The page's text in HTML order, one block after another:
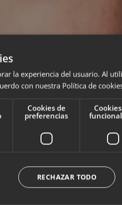
que sus ojos están un
claras, la cual se
ascendente por todo el
forma ascendente. Difumina un
línea interna de las pestañas
la mitad de los ojos hacia arriba
inferior del ojo para darle
la experiencia del usuario. Al
con nuestra Política de
Cookies de
preferencias
RECHAZAR TODO